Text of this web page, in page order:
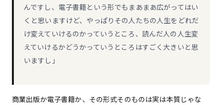
んですし、電子書籍という形でもまあまあ広がってはい
くと思いますけど、やっぱりその人たちの人生をどれだ
け変えていけるのかっていうところ、読んだ人の人生変
えていけるかどうかっていうところはすごく大きいと思
いますし」
商業出版か電子書籍か、その形式そのものは実は本質じゃな